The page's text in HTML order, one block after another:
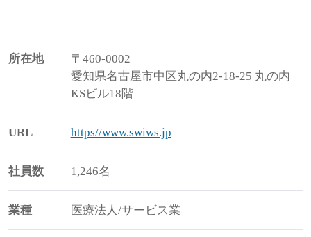
所在地
〒460-0002
愛知県名古屋市中区丸の内2-18-25 丸の内
KSビル18階
URL https//www.swiws.jp
社員数 1,246名
業種 医療法人/サービス業